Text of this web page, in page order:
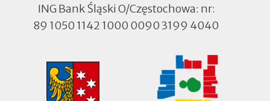
ING Bank Śląski O/Częstochowa: nr:
89 1050 1142 1000 0090 3199 4040